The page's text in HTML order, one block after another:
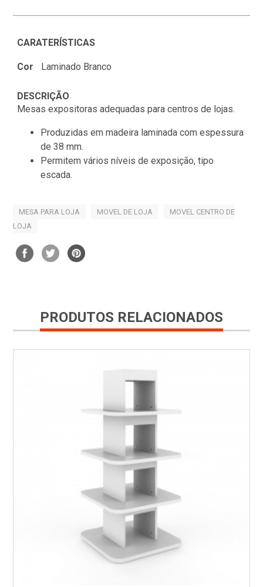
CARATERÍSTICAS
Cor Laminado Branco
DESCRIÇÃO
Mesas expositoras adequadas para centros de lojas.
Produzidas em madeira laminada com espessura
de 38 mm.
Permitem vários níveis de exposição, tipo
escada.
MESA PARA LOJA MOVEL DE LOJA
MOVEL CENTRO DE
LOJA
PRODUTOS RELACIONADOS